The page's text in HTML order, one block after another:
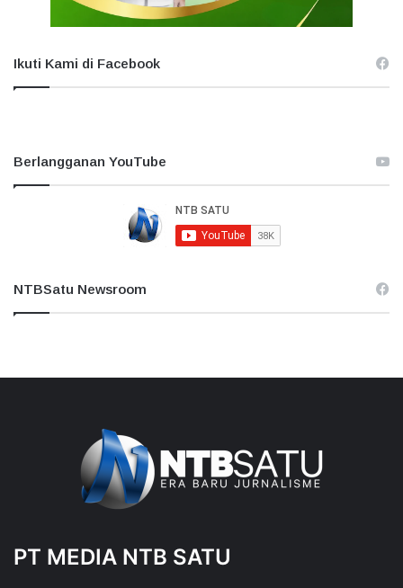
Ikuti Kami di Facebook
Berlangganan YouTube
NTBSatu Newsroom
PT MEDIA NTB SATU